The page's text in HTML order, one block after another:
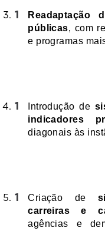
Readaptação
públicas, com
e programas
Introdução de
indicadores
diagonais às
Criação de
carreiras e
agências e